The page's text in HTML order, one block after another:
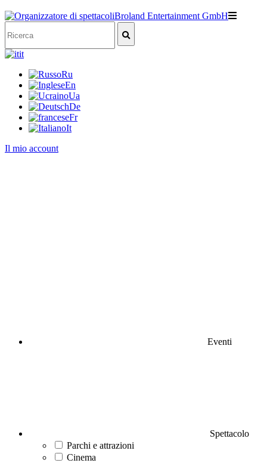
it
Ru
En
Ua
De
Fr
It
Il mio account
Eventi
Spettacolo
Parchi e attrazioni
Cinema